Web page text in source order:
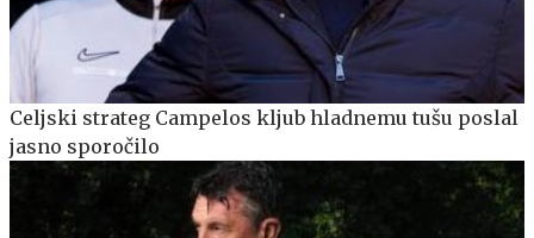
Celjski strateg Campelos kljub hladnemu tušu poslal
jasno sporočilo